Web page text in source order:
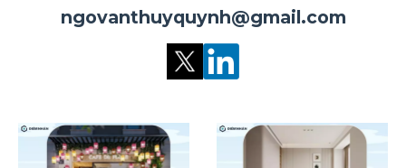
ngovanthuyquynh@gmail.com